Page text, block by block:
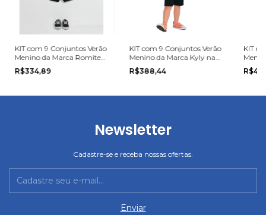
KIT com 9 Conjuntos Verão
Menino da Marca Romitex
na grade do P ao G
R$334,89
KIT com 9 Conjuntos Verão
Menino da Marca Kyly na
grade do 4 ao 8
R$388,44
KIT
na
Newsletter
Cadastre-se e receba nossas ofertas.